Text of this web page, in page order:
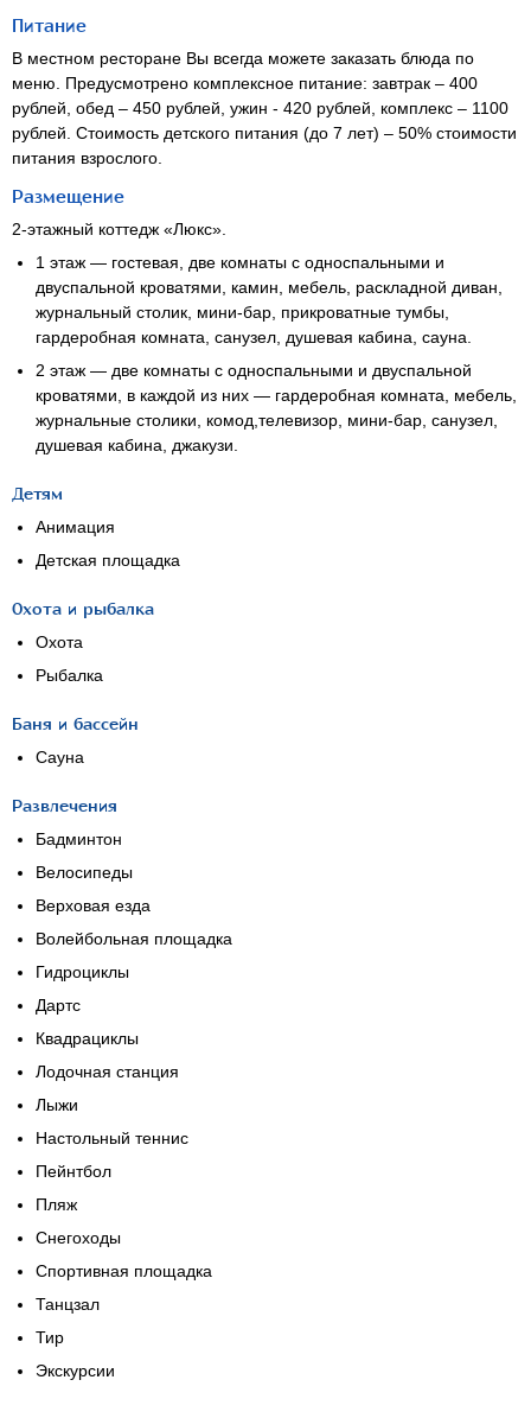
Питание
В местном ресторане Вы всегда можете заказать блюда по
меню. Предусмотрено комплексное питание: завтрак – 400
рублей, обед – 450 рублей, ужин - 420 рублей, комплекс – 1100
рублей. Стоимость детского питания (до 7 лет) – 50% стоимости
питания взрослого.
Размещение
2-этажный коттедж «Люкс».
1 этаж — гостевая, две комнаты с односпальными и
двуспальной кроватями, камин, мебель, раскладной диван,
журнальный столик, мини-бар , прикроватные тумбы,
гардеробная комната, санузел, душевая кабина, сауна.
2 этаж — две комнаты с односпальными и двуспальной
кроватями, в каждой из них — гардеробная комната, мебель,
журнальные столики, комод,телевизор, мини-бар , санузел,
душевая кабина, джакузи.
Детям
Анимация
Детская площадка
Охота и рыбалка
Охота
Рыбалка
Баня и бассейн
Сауна
Развлечения
Бадминтон
Велосипеды
Верховая езда
Волейбольная площадка
Гидроциклы
Дартс
Квадрациклы
Лодочная станция
Лыжи
Настольный теннис
Пейнтбол
Пляж
Снегоходы
Спортивная площадка
Танцзал
Тир
Экскурсии